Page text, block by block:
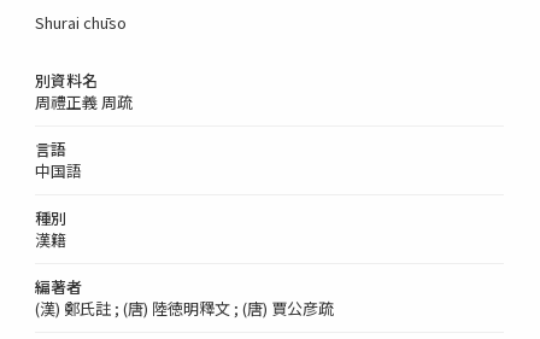
Shurai chūso
別資料名
周禮正義 周疏
言語
中国語
種別
漢籍
編著者
(漢) 鄭氏註 ; (唐) 陸徳明釋文 ; (唐) 賈公彦疏